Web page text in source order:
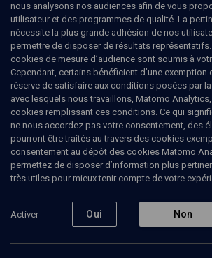
Zvi Efrat, architecte et historien, est directeur
Architecture à l'Ecole d’Art et Design Bezalel.
Ajouter Partager J’aime
Tous 1 Vidéos 1
La
nous analysons nos audiences afin de vous
utilisateur et des programmes de qualité. La
nécessite la plus grande adhésion de nos
permettre de disposer de résultats
cookies de mesure d’audience sont soumis à
Cependant, certains bénéficient d’une
réserve de satisfaire aux conditions posées par
avec lesquels nous travaillons, Matomo
cookies remplissant ces conditions. Ce qui
ne nous accordez pas votre consentement, des
pourront être traités au travers des cookies
consentement au dépôt des cookies Matomo
permettez de disposer d’information plus
très utiles pour mieux tenir compte de votre
Activer Oui Non